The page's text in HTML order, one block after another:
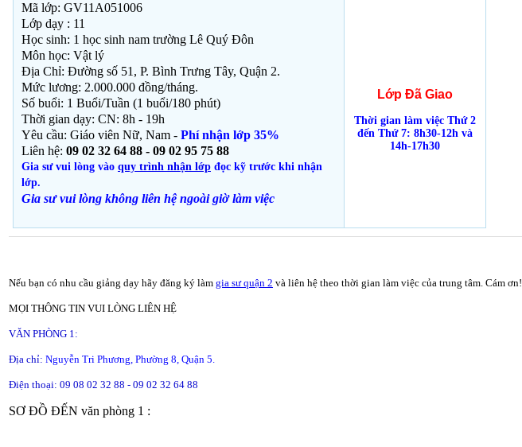
Mã lớp: GV11A051006
Lớp dạy : 11
Học sinh: 1 học sinh nam trường Lê Quý Đôn
Môn học: Vật lý
Địa Chỉ: Đường số 51, P. Bình Trưng Tây, Quận 2.
Mức lương: 2.000.000 đồng/tháng.
Số buổi: 1 Buổi/Tuần (1 buổi/180 phút)
Thời gian dạy: CN: 8h - 19h
Yêu cầu: Giáo viên Nữ, Nam - Phí nhận lớp 35%
Liên hệ: 09 02 32 64 88 - 09 02 95 75 88
Gia sư vui lòng vào quy trình nhận lớp đọc kỹ trước khi nhận
lớp.
Gia sư vui lòng không liên hệ ngoài giờlàm việc
Lớp Đã Giao
Thời gian làm việc Thứ 2
đến Thứ 7: 8h30-12h và
14h-17h30
Nếu bạn có nhu cầu giảng dạy hãy đăng ký làm gia sư quận 2 và liên hệ theo thời gian làm việc của trung tâm. Cám ơn!
MỌI THÔNG TIN VUI LÒNG LIÊN HỆ
VĂN PHÒNG 1:
Địa chỉ: Nguyễn Tri Phương, Phường 8, Quận 5.
Điện thoại: 09 08 02 32 88 - 09 02 32 64 88
SƠ ĐỒ ĐẾN văn phòng 1 :